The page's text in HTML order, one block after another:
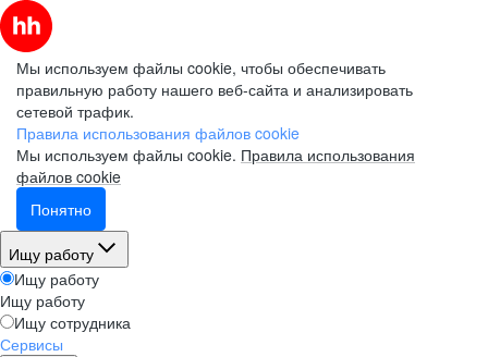
Мы используем файлы cookie, чтобы обеспечивать
правильную работу нашего веб-сайта и анализировать
сетевой трафик.
Правила использования файлов cookie
Мы используем файлы cookie. Правила использования
файлов cookie
Понятно
Ищу работу
Ищу работу
Ищу работу
Ищу сотрудника
Сервисы